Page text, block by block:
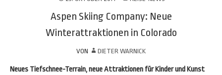
Aspen Skiing Company: Neue
Winterattraktionen in Colorado
VON DIETER WARNICK
Neues Tiefschnee-Terrain, neue Attraktionen für Kinder und Kunst